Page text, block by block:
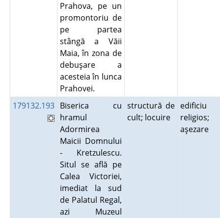
Prahova, pe un
promontoriu de
pe partea
stângă a Văii
Maia, în zona de
debuşare a
acesteia în lunca
Prahovei.
179132.193 Biserica cu
hramul
Adormirea
Maicii Domnului
- Kretzulescu.
Situl se află pe
Calea Victoriei,
imediat la sud
de Palatul Regal,
azi Muzeul
structură de
cult; locuire
edificiu
religios;
aşezare